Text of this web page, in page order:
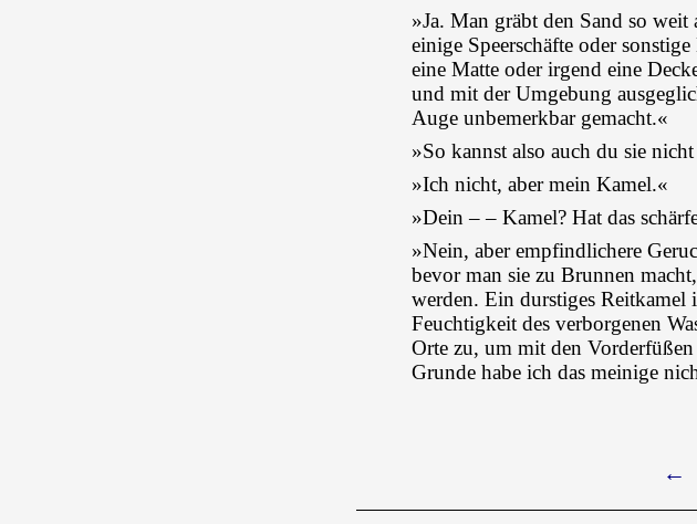
»Ja. Man gräbt den Sand so
einige Speerschäfte oder
eine Matte oder irgend eine
und mit der Umgebung
Auge unbemerkbar gemacht.«
»So kannst also auch du sie
»Ich nicht, aber mein Kamel.«
»Dein – – Kamel? Hat das
»Nein, aber empfindlichere
bevor man sie zu Brunnen
werden. Ein durstiges
Feuchtigkeit des verborgenen
Orte zu, um mit den
Grunde habe ich das meinige
←